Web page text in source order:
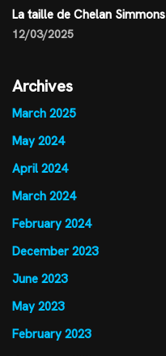
La taille de Chelan Simmons
12/03/2025
Archives
March 2025
May 2024
April 2024
March 2024
February 2024
December 2023
June 2023
May 2023
February 2023